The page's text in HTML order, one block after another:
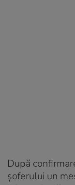
După
șoferului un